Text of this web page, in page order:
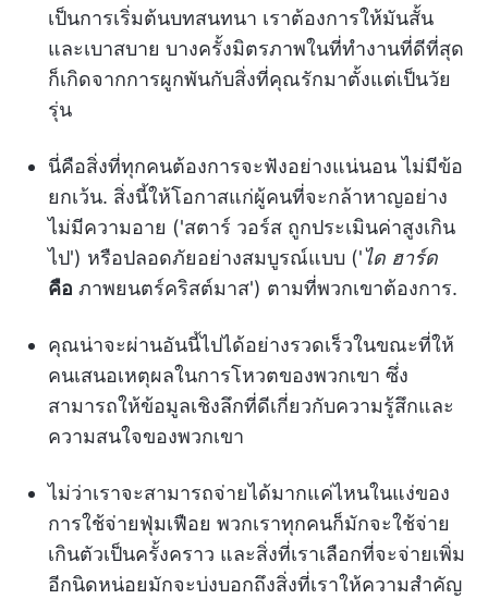
เป็นการเริ่มต้นบทสนทนา เราต้องการให้มันสั้น
และเบาสบาย บางครั้งมิตรภาพในที่ทำงานที่ดีที่สุด
ก็เกิดจากการผูกพันกับสิ่งที่คุณรักมาตั้งแต่เป็นวัย
รุ่น
นี่คือสิ่งที่ทุกคนต้องการจะฟังอย่างแน่นอน ไม่มีข้อ
ยกเว้น. สิ่งนี้ให้โอกาสแก่ผู้คนที่จะกล้าหาญอย่าง
ไม่มีความอาย ('สตาร์ วอร์ส ถูกประเมินค่าสูงเกิน
ไป') หรือปลอดภัยอย่างสมบูรณ์แบบ ('ได ฮาร์ด
คือ ภาพยนตร์คริสต์มาส') ตามที่พวกเขาต้องการ.
คุณน่าจะผ่านอันนี้ไปได้อย่างรวดเร็วในขณะที่ให้
คนเสนอเหตุผลในการโหวตของพวกเขา ซึ่ง
สามารถให้ข้อมูลเชิงลึกที่ดีเกี่ยวกับความรู้สึกและ
ความสนใจของพวกเขา
ไม่ว่าเราจะสามารถจ่ายได้มากแค่ไหนในแง่ของ
การใช้จ่ายฟุ่มเฟือย พวกเราทุกคนก็มักจะใช้จ่าย
เกินตัวเป็นครั้งคราว และสิ่งที่เราเลือกที่จะจ่ายเพิ่ม
อีกนิดหน่อยมักจะบ่งบอกถึงสิ่งที่เราให้ความสำคัญ